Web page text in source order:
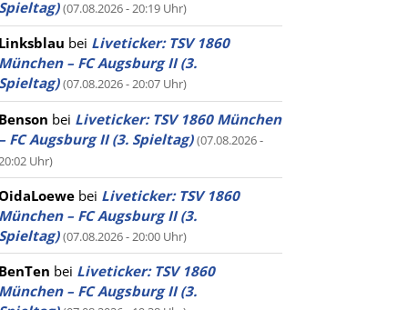
Spieltag) (07.08.2026 - 20:19 Uhr)
Linksblau bei Liveticker: TSV 1860
München – FC Augsburg II (3.
Spieltag) (07.08.2026 - 20:07 Uhr)
Benson bei Liveticker: TSV 1860 München
– FC Augsburg II (3. Spieltag) (07.08.2026 -
20:02 Uhr)
bei Liveticker: TSV 1860
München – FC Augsburg II (3.
Spieltag) (07.08.2026 - 20:00 Uhr)
BenTen bei Liveticker: TSV 1860
München – FC Augsburg II (3.